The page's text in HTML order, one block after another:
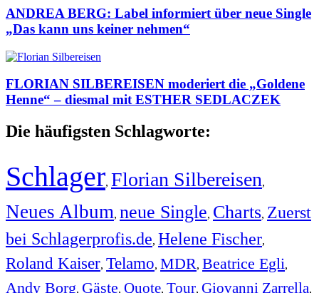
ANDREA BERG: Label informiert über neue Single
„Das kann uns keiner nehmen“
FLORIAN SILBEREISEN moderiert die „Goldene
Henne“ – diesmal mit ESTHER SEDLACZEK
Die häufigsten Schlagworte:
Schlager, Florian Silbereisen,
Neues Album, neue Single, Charts, Zuerst
bei Schlagerprofis.de, Helene Fischer,
Roland Kaiser, Telamo, MDR, Beatrice Egli,
Andy Borg, Gäste, Quote, Tour, Giovanni Zarrella,